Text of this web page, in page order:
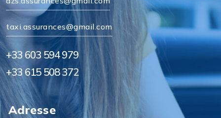
taxi.assurances@gmail.com
+33 603 594 979
+33 615 508 372
Adresse